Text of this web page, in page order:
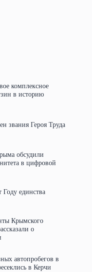
комплексное
в историю
звания Героя Труда
обсудили
в цифровой
единства
Крымского
о
автопробегов в
в Керчи